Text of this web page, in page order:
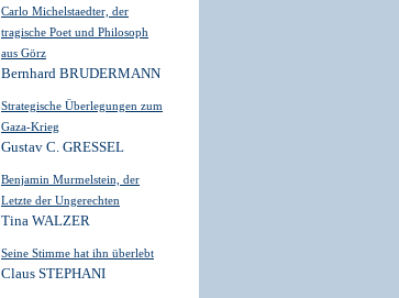
Carlo Michelstaedter, der
tragische Poet und Philosoph
aus Görz
Bernhard BRUDERMANN
Strategische Überlegungen zum
Gaza-Krieg
Gustav C. GRESSEL
Benjamin Murmelstein, der
Letzte der Ungerechten
Tina WALZER
Seine Stimme hat ihn überlebt
Claus STEPHANI